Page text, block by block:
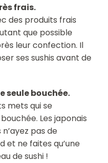
frais.
des produits frais
que possible
leur confection. Il
ses sushis avant de
seule bouchée.
mets qui se
Les japonais
pas de
et ne faites qu’une
de sushi !